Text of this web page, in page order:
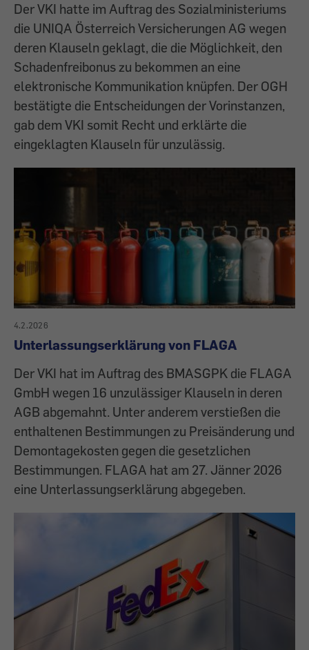
Der VKI hatte im Auftrag des Sozialministeriums
die UNIQA Österreich Versicherungen AG wegen
deren Klauseln geklagt, die die Möglichkeit, den
Schadenfreibonus zu bekommen an eine
elektronische Kommunikation knüpfen. Der OGH
bestätigte die Entscheidungen der Vorinstanzen,
gab dem VKI somit Recht und erklärte die
eingeklagten Klauseln für unzulässig.
4.2.2026
Unterlassungserklärung von FLAGA
Der VKI hat im Auftrag des BMASGPK die FLAGA
GmbH wegen 16 unzulässiger Klauseln in deren
AGB abgemahnt. Unter anderem verstießen die
enthaltenen Bestimmungen zu Preisänderung und
Demontagekosten gegen die gesetzlichen
Bestimmungen. FLAGA hat am 27. Jänner 2026
eine Unterlassungserklärung abgegeben.